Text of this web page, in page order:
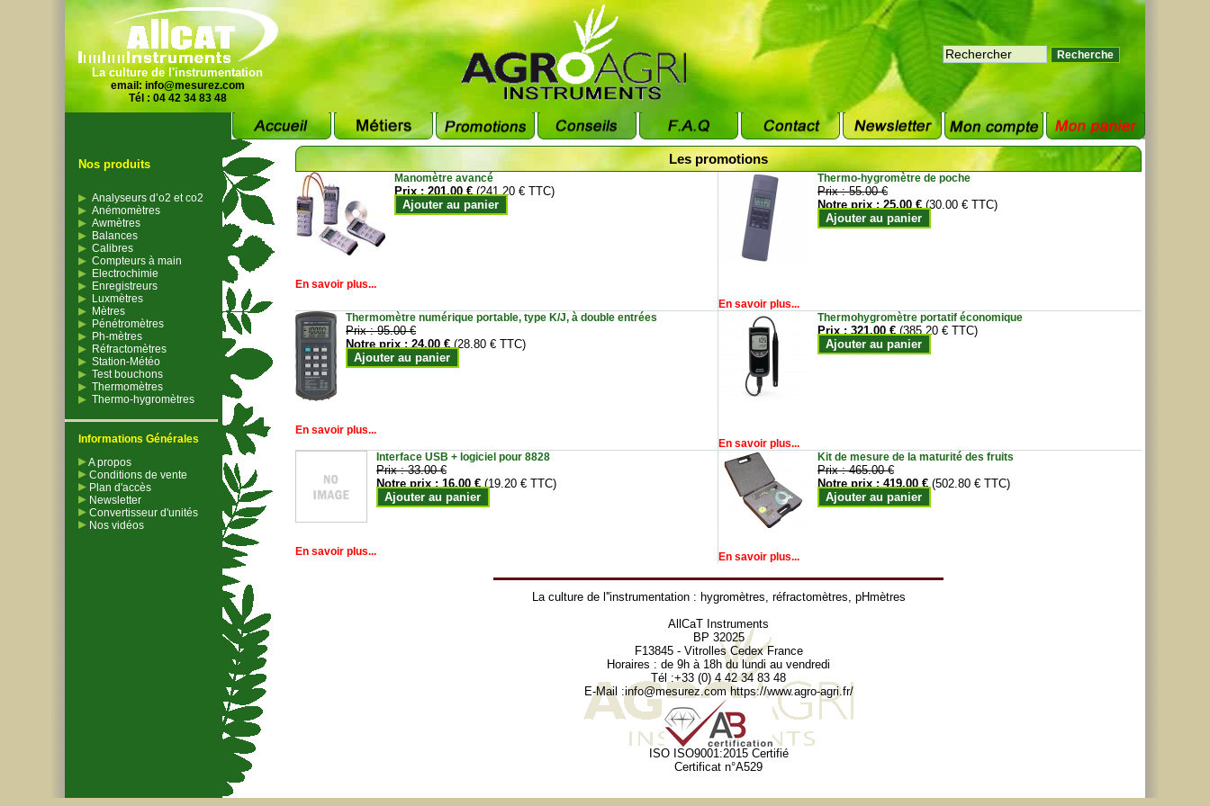
La culture de l'instrumentation
email: info@mesurez.com
Tél : 04 42 34 83 48
Nos produits
Analyseurs d’o2 et co2
Anémomètres
Awmètres
Balances
Calibres
Compteurs à main
Electrochimie
Enregistreurs
Luxmètres
Mètres
Pénétromètres
Ph-mètres
Réfractomètres
Station-Météo
Test bouchons
Thermomètres
Thermo-hygromètres
Informations Générales
A propos
Conditions de vente
Plan d'accès
Newsletter
Convertisseur d'unités
Nos vidéos
Les promotions
Manomètre avancé
Prix :201.00 € (241.20 € TTC)
Ajouter au panier
En savoir plus...
Thermo-hygromètre de poche
Prix :55.00 €
Notre prix :25.00 € (30.00 € TTC)
Ajouter au panier
En savoir plus...
Thermomètre numérique portable, type K/J, à double entrées
Prix :95.00 €
Notre prix :24.00 € (28.80 € TTC)
Ajouter au panier
En savoir plus...
Thermohygromètre portatif économique
Prix :321.00 € (385.20 € TTC)
Ajouter au panier
En savoir plus...
Interface USB + logiciel pour 8828
Prix :33.00 €
Notre prix :16.00 € (19.20 € TTC)
Ajouter au panier
En savoir plus...
Kit de mesure de la maturité des fruits
Prix :465.00 €
Notre prix :419.00 € (502.80 € TTC)
Ajouter au panier
En savoir plus...
La culture de l''instrumentation : hygromètres, réfractomètres, pHmètres
AllCaT Instruments
BP 32025
F13845 - Vitrolles Cedex France
Horaires : de 9h à 18h du lundi au vendredi
Tél :+33 (0) 4 42 34 83 48
E-Mail :info@mesurez.com https://www.agro-agri.fr/
ISO ISO9001:2015 Certifié
Certificat n°A529